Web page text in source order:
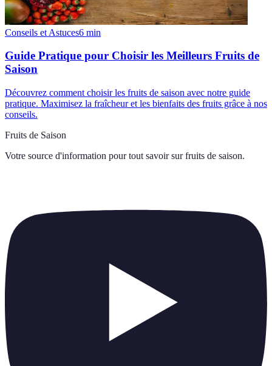
Conseils et Astuces6 min
Guide Pratique pour Choisir les Meilleurs Fruits de
Saison
Découvrez comment choisir les fruits de saison avec notre guide
pratique. Maximisez la fraîcheur et les bienfaits des fruits grâce à nos
conseils.
Fruits de Saison
Votre source d'information pour tout savoir sur fruits de saison.